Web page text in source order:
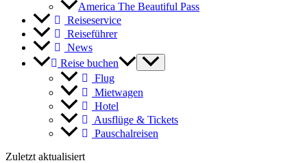
America The Beautiful Pass
Reiseservice
Reiseführer
News
Reise buchen
Flug
Mietwagen
Hotel
Ausflüge & Tickets
Pauschalreisen
Zuletzt aktualisiert